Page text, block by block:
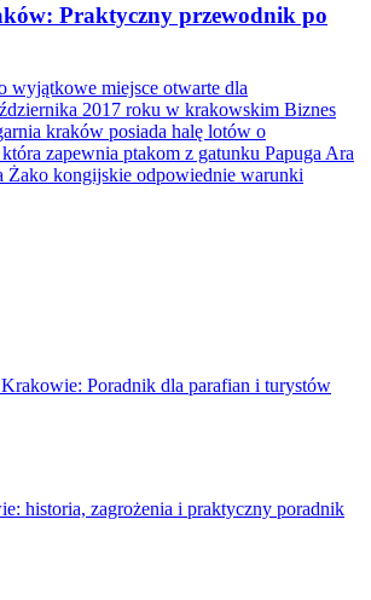
Praktyczny przewodnik po
wyjątkowe miejsce otwarte dla
2017 roku w krakowskim Biznes
kraków posiada halę lotów o
zapewnia ptakom z gatunku Papuga Ara
Żako kongijskie odpowiednie warunki
Poradnik dla parafian i turystów
historia, zagrożenia i praktyczny poradnik